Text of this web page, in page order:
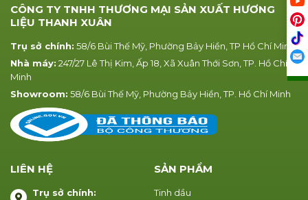
CÔNG TY TNHH THƯƠNG MẠI SẢN XUẤT HƯƠNG
LIỆU THANH XUÂN
Trụ sở chính: 58/6 Bùi Thế Mỹ, Phường Bảy Hiền, TP Hồ Chí Minh
Nhà máy: 247/27 Lê Thị Kim, Ấp 18, Xã Xuân Thới Sơn, TP. Hồ Chí
Minh
Showroom: 58/6 Bùi Thế Mỹ, Phường Bảy Hiền, TP. Hồ Chí Minh
SẢN PHẨM
Tinh dầu
LIÊN HỆ
Trụ sở chính: